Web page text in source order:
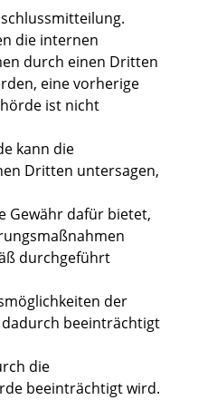
die internen
durch einen Dritten
eine vorherige
ist nicht
kann die
Dritten untersagen,
Gewähr dafür bietet,
durchgeführt
der
beeinträchtigt
die
beeinträchtigt wird.